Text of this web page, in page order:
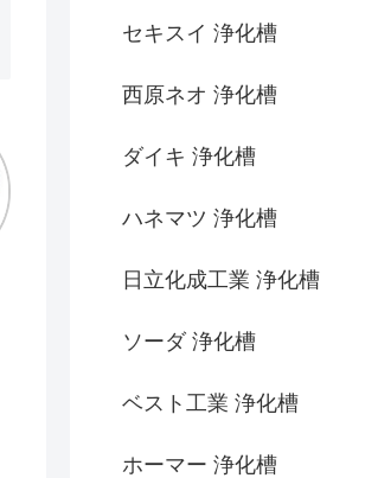
セキスイ 浄化槽
西原ネオ 浄化槽
ダイキ 浄化槽
ハネマツ 浄化槽
日立化成工業 浄化槽
ソーダ 浄化槽
ベスト工業 浄化槽
ホーマー 浄化槽